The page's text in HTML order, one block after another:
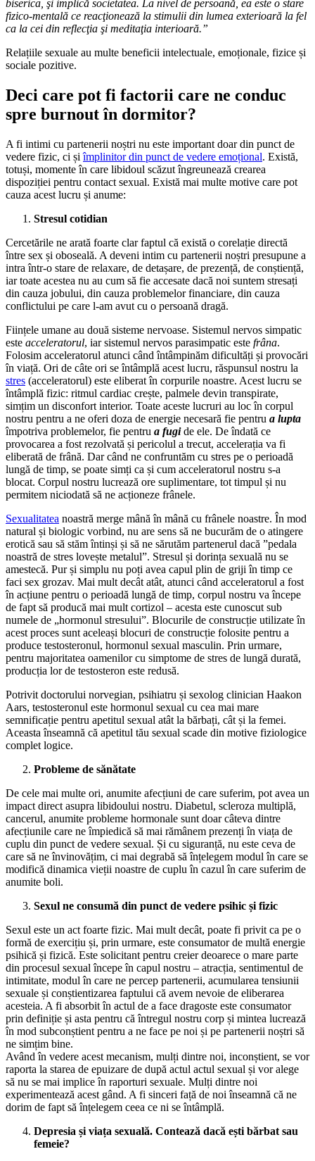
biserica, şi implică societatea. La nivel de persoană, ea este o stare
fizico-mentală ce reacţionează la stimulii din lumea exterioară la fel
ca la cei din reflecţia şi meditaţia interioară.”
Relațiile sexuale au multe beneficii intelectuale, emoționale, fizice și
sociale pozitive.
Deci care pot fi factorii care ne conduc
spre burnout în dormitor?
A fi intimi cu partenerii noștri nu este important doar din punct de
vedere fizic, ci șiîmplinitor din punct de vedere emoțional. Există,
totuși, momente în care libidoul scăzut îngreunează crearea
dispoziției pentru contact sexual. Există mai multe motive care pot
cauza acest lucru și anume:
Stresul cotidian
Cercetările ne arată foarte clar faptul că există o corelație directă
între sex și oboseală. A deveni intim cu partenerii noștri presupune a
intra într-o stare de relaxare, de detașare, de prezență, de conștiență,
iar toate acestea nu au cum să fie accesate dacă noi suntem stresați
din cauza jobului, din cauza problemelor financiare, din cauza
conflictului pe care l-am avut cu o persoană dragă.
Ființele umane au două sisteme nervoase. Sistemul nervos simpatic
este acceleratorul, iar sistemul nervos parasimpatic este frâna.
Folosim acceleratorul atunci când întâmpinăm dificultăți și provocări
în viață. Ori de câte ori se întâmplă acest lucru, răspunsul nostru la
stres (acceleratorul) este eliberat în corpurile noastre. Acest lucru se
întâmplă fizic: ritmul cardiac crește, palmele devin transpirate,
simțim un disconfort interior. Toate aceste lucruri au loc în corpul
nostru pentru a ne oferi doza de energie necesară fie pentru a lupta
împotriva problemelor, fie pentru a fugide ele. De îndată ce
provocarea a fost rezolvată și pericolul a trecut, accelerația va fi
eliberată de frână. Dar când ne confruntăm cu stres pe o perioadă
lungă de timp, se poate simți ca și cum acceleratorul nostru s-a
blocat. Corpul nostru lucrează ore suplimentare, tot timpul și nu
permitem niciodată să ne acționeze frânele.
Sexualitatea noastră merge mână în mână cu frânele noastre. În mod
natural și biologic vorbind, nu are sens să ne bucurăm de o atingere
erotică sau să stăm întinși și să ne sărutăm partenerul dacă ”pedala
noastră de stres lovește metalul”. Stresul și dorința sexuală nu se
amestecă. Pur și simplu nu poți avea capul plin de griji în timp ce
faci sex grozav. Mai mult decât atât, atunci când acceleratorul a fost
în acțiune pentru o perioadă lungă de timp, corpul nostru va începe
de fapt să producă mai mult cortizol – acesta este cunoscut sub
numele de „hormonul stresului”. Blocurile de construcție utilizate în
acest proces sunt aceleași blocuri de construcție folosite pentru a
produce testosteronul, hormonul sexual masculin. Prin urmare,
pentru majoritatea oamenilor cu simptome de stres de lungă durată,
producția lor de testosteron este redusă.
Potrivit doctorului norvegian, psihiatru și sexolog clinician Haakon
Aars, testosteronul este hormonul sexual cu cea mai mare
semnificație pentru apetitul sexual atât la bărbați, cât și la femei.
Aceasta înseamnă că apetitul tău sexual scade din motive fiziologice
complet logice.
Probleme de sănătate
De cele mai multe ori, anumite afecțiuni de care suferim, pot avea un
impact direct asupra libidoului nostru. Diabetul, scleroza multiplă,
cancerul, anumite probleme hormonale sunt doar câteva dintre
afecțiunile care ne împiedică să mai rămânem prezenți în viața de
cuplu din punct de vedere sexual. Și cu siguranță, nu este ceva de
care să ne învinovățim, ci mai degrabă să înțelegem modul în care se
modifică dinamica vieții noastre de cuplu în cazul în care suferim de
anumite boli.
Sexul ne consumă din punct de vedere psihic și fizic
Sexul este un act foarte fizic. Mai mult decât, poate fi privit ca pe o
formă de exercițiu și, prin urmare, este consumator de multă energie
psihică și fizică. Este solicitant pentru creier deoarece o mare parte
din procesul sexual începe în capul nostru – atracția, sentimentul de
intimitate, modul în care ne percep partenerii, acumularea tensiunii
sexuale și conștientizarea faptului că avem nevoie de eliberarea
acesteia. A fi absorbit în actul de a face dragoste este consumator
prin definiție și asta pentru că întregul nostru corp și mintea lucrează
în mod subconștient pentru a ne face pe noi și pe partenerii noștri să
ne simțim bine.
Având în vedere acest mecanism, mulți dintre noi, inconștient, se vor
raporta la starea de epuizare de după actul actul sexual și vor alege
să nu se mai implice în raporturi sexuale. Mulți dintre noi
experimentează acest gând. A fi sinceri față de noi înseamnă că ne
dorim de fapt să înțelegem ceea ce ni se întâmplă.
Depresia și viața sexuală. Contează dacă ești bărbat sau
femeie?